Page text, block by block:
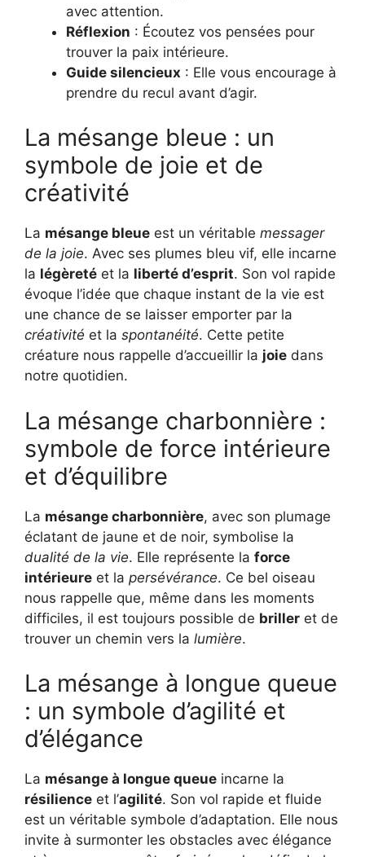
avec attention.
Réflexion : Écoutez vos pensées pour
trouver la paix intérieure.
Guide silencieux : Elle vous encourage à
prendre du recul avant d’agir.
La mésange bleue : un
symbole de joie et de
créativité
La mésange bleue est un véritable messager
de la joie. Avec ses plumes bleu vif, elle incarne
la légèreté et la liberté d’esprit. Son vol rapide
évoque l’idée que chaque instant de la vie est
une chance de se laisser emporter par la
créativité et la spontanéité. Cette petite
créature nous rappelle d’accueillir la joie dans
notre quotidien.
La mésange charbonnière :
symbole de force intérieure
et d’équilibre
La mésange charbonnière, avec son plumage
éclatant de jaune et de noir, symbolise la
dualité de la vie. Elle représente la force
intérieure et la persévérance. Ce bel oiseau
nous rappelle que, même dans les moments
difficiles, il est toujours possible de briller et de
trouver un chemin vers la lumière.
La mésange à longue queue
: un symbole d’agilité et
d’élégance
La mésange à longue queue incarne la
résilience et l’agilité. Son vol rapide et fluide
est un véritable symbole d’adaptation. Elle nous
invite à surmonter les obstacles avec élégance